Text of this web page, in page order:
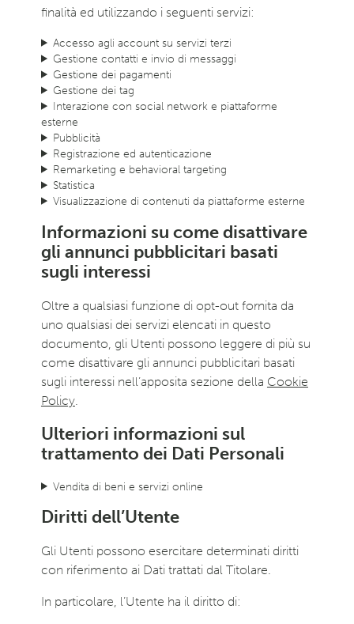
finalità ed utilizzando i seguenti servizi:
Accesso agli account su servizi terzi
Gestione contatti e invio di messaggi
Gestione dei pagamenti
Gestione dei tag
Interazione con social network e piattaforme
esterne
Pubblicità
Registrazione ed autenticazione
Remarketing e behavioral targeting
Statistica
Visualizzazione di contenuti da piattaforme esterne
Informazioni su come disattivare
gli annunci pubblicitari basati
sugli interessi
Oltre a qualsiasi funzione di opt-out fornita da
uno qualsiasi dei servizi elencati in questo
documento, gli Utenti possono leggere di più su
come disattivare gli annunci pubblicitari basati
sugli interessi nell’apposita sezione della Cookie
Policy.
Ulteriori informazioni sul
trattamento dei Dati Personali
Vendita di beni e servizi online
Diritti dell’Utente
Gli Utenti possono esercitare determinati diritti
con riferimento ai Dati trattati dal Titolare.
In particolare, l’Utente ha il diritto di: